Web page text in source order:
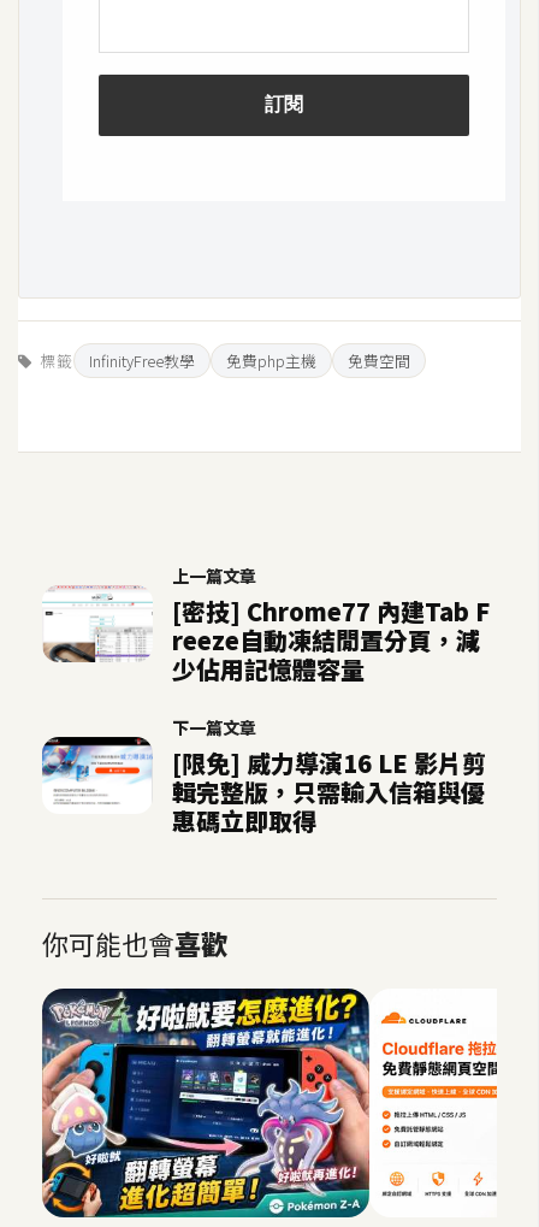
標籤 InfinityFree教學 免費php主機 免費空間
上一篇文章
[密技] Chrome77 內建Tab F
reeze自動凍結閒置分頁，減
少佔用記憶體容量
下一篇文章
[限免] 威力導演16 LE 影片剪
輯完整版，只需輸入信箱與優
惠碼立即取得
你可能也會喜歡